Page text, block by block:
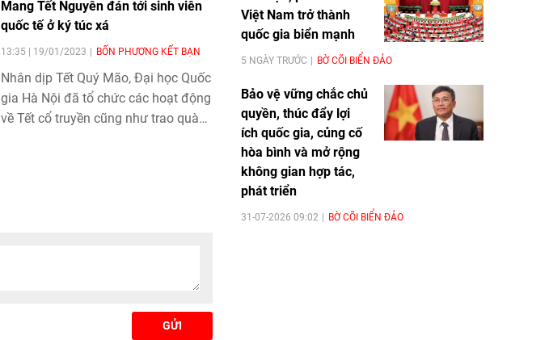
Mang Tết Nguyên đán tới sinh viên
quốc tế ở ký túc xá
13:35 | 19/01/2023 BỐN PHƯƠNG KẾT BẠN
Nhân dịp Tết Quý Mão, Đại học Quốc
gia Hà Nội đã tổ chức các hoạt động
về Tết cổ truyền cũng như trao quà
GỬI
Việt Nam trở thành
quốc gia biển mạnh
5 NGÀY TRƯỚC BỜ CÕI BIỂN ĐẢO
Bảo vệ vững chắc chủ
quyền, thúc đẩy lợi
ích quốc gia, củng cố
hòa bình và mở rộng
không gian hợp tác,
phát triển
31-07-2026 09:02 BỜ CÕI BIỂN ĐẢO